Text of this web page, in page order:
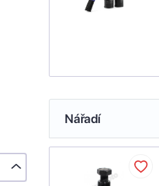
Nářadí